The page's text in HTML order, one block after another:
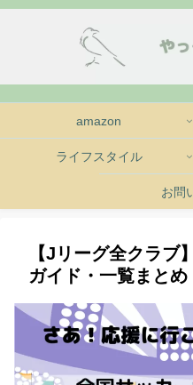
amazon
ライフスタイル
お問
【Jリーグ全クラブ
ガイド・一覧まとめ